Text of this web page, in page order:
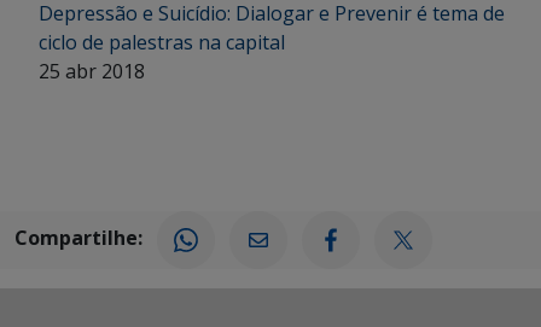
Depressão e Suicídio: Dialogar e Prevenir é tema de
ciclo de palestras na capital
25 abr 2018
Compartilhe: